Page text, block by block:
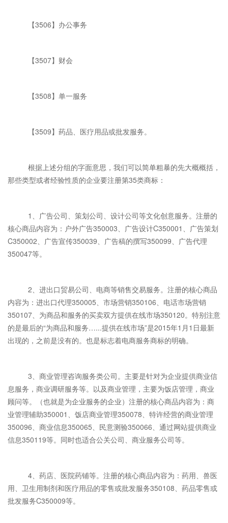
【3506】办公事务
【3507】财会
【3508】单一服务
【3509】药品、医疗用品或批发服务。
根据上述分组的字面意思，我们可以简单粗暴的先大概概括，
那些类型或者经验性质的企业要注册第35类商标：
1、广告公司、策划公司、设计公司等文化创意服务。注册的
核心商品内容为：户外广告350003、广告设计C350001、广告策划
C350002、广告宣传350039、广告稿的撰写350099、广告代理
350047等。
2、进出口贸易公司、电商等销售交易服务。注册的核心商品
内容为：进出口代理350005、市场营销350106、电话市场营销
350107、为商品和服务的买卖双方提供在线市场350120。特别注意
的是最后的“为商品和服务…...提供在线市场”是2015年1月1日最新
出现的，之前是没有的。也是标志着电商服务商标的明确。
3、商业管理咨询服务类公司。主要是针对为企业提供商业信
息服务，商业调研服务等。以及商业管理，主要为饭店管理，商业
顾问等。（也就是为企业服务的企业）注册的核心商品内容为：商
业管理辅助350001、饭店商业管理350078、特许经营的商业管理
350096、商业信息350065、民意测验350066、通过网站提供商业
信息350119等。同时也适合公关公司、商业服务公司等。
4、药店、医院药铺等。注册的核心商品内容为：药用、兽医
用、卫生用制剂和医疗用品的零售或批发服务350108、药品零售或
批发服务C350009等。